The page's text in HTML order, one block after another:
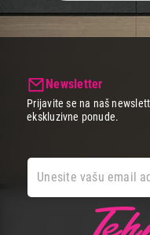
Newsletter
Prijavite se na naš
ekskluzivne ponude.